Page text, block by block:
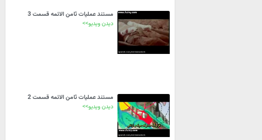
مستند عملیات ثامن الائمه قسمت 3
دیدن ویدیو>>
مستند عملیات ثامن الائمه قسمت 2
دیدن ویدیو>>